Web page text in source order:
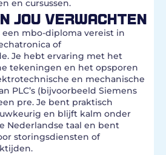
en cursussen.
JOU VERWACHTEN
een mbo-diploma vereist in
of
Je hebt ervaring met het
tekeningen en het opsporen
en mechanische
PLC’s (bijvoorbeeld Siemens
pre. Je bent praktisch
en blijft kalm onder
Nederlandse taal en bent
storingsdiensten of